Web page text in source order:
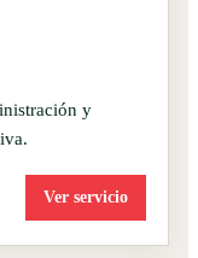
y
Ver servicio